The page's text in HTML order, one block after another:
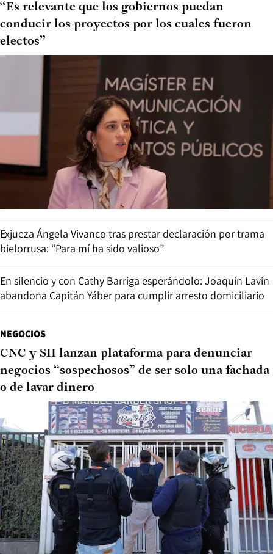
“Es relevante que los gobiernos puedan
conducir los proyectos por los cuales fueron
electos”
Exjueza Ángela Vivanco tras prestar declaración por trama
bielorrusa: “Para mí ha sido valioso”
En silencio y con Cathy Barriga esperándolo: Joaquín Lavín
abandona Capitán Yáber para cumplir arresto domiciliario
NEGOCIOS
CNC y SII lanzan plataforma para denunciar
negocios “sospechosos” de ser solo una fachada
o de lavar dinero